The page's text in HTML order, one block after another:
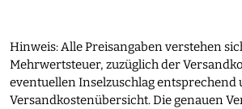
Hinweis: Alle Preisangaben verstehen
Mehrwertsteuer, zuzüglich der
eventuellen Inselzuschlag entsprechend
Versandkostenübersicht. Die genauen